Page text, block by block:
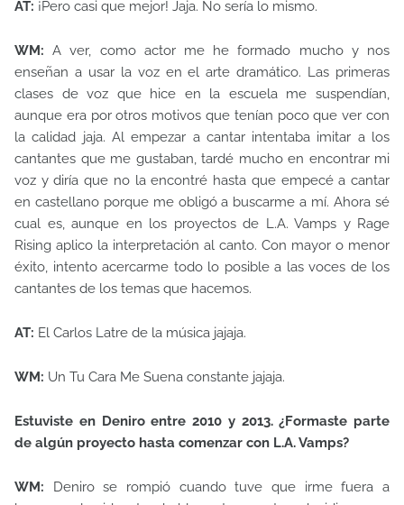
AT: ¡Pero casi que mejor! Jaja. No sería lo mismo.
WM: A ver, como actor me he formado mucho y nos
enseñan a usar la voz en el arte dramático. Las primeras
clases de voz que hice en la escuela me suspendían,
aunque era por otros motivos que tenían poco que ver con
la calidad jaja. Al empezar a cantar intentaba imitar a los
cantantes que me gustaban, tardé mucho en encontrar mi
voz y diría que no la encontré hasta que empecé a cantar
en castellano porque me obligó a buscarme a mí. Ahora sé
cual es, aunque en los proyectos de L.A. Vamps y Rage
Rising aplico la interpretación al canto. Con mayor o menor
éxito, intento acercarme todo lo posible a las voces de los
cantantes de los temas que hacemos.
AT: El Carlos Latre de la música jajaja.
WM: Un Tu Cara Me Suena constante jajaja.
Estuviste en Deniro entre 2010 y 2013. ¿Formaste parte
de algún proyecto hasta comenzar con L.A. Vamps?
WM: Deniro se rompió cuando tuve que irme fuera a